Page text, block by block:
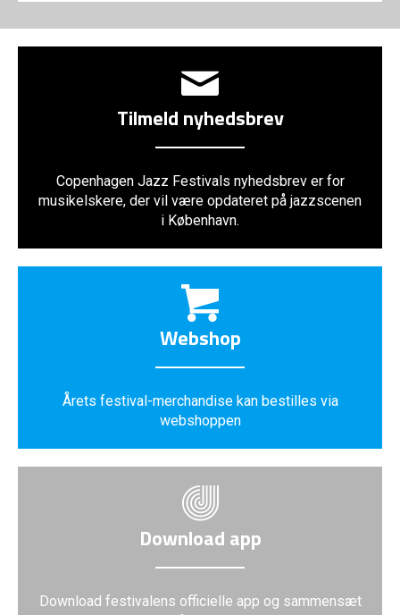
Tilmeld nyhedsbrev
Copenhagen Jazz Festivals nyhedsbrev er for
musikelskere, der vil være opdateret på jazzscenen
i København.
Webshop
Årets festival-merchandise kan bestilles via
webshoppen
Download app
Download festivalens officielle app og sammensæt